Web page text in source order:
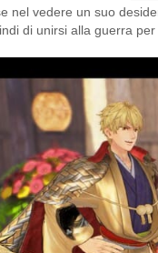
nel vedere un suo
di unirsi alla guerra